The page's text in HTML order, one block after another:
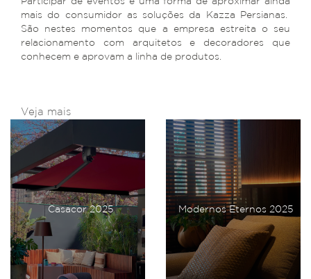
mais do consumidor as soluções da Kazza Persianas.
São nestes momentos que a empresa estreita o seu
relacionamento com arquitetos e decoradores que
conhecem e aprovam a linha de produtos.
Veja mais
Casacor 2025 Modernos Eternos 2025